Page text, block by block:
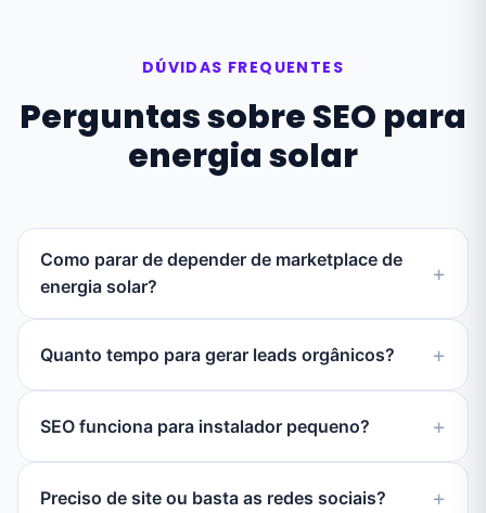
DÚVIDAS FREQUENTES
Perguntas sobre SEO para
energia solar
Como parar de depender de marketplace de
energia solar?
Quanto tempo para gerar leads orgânicos?
SEO funciona para instalador pequeno?
Preciso de site ou basta as redes sociais?